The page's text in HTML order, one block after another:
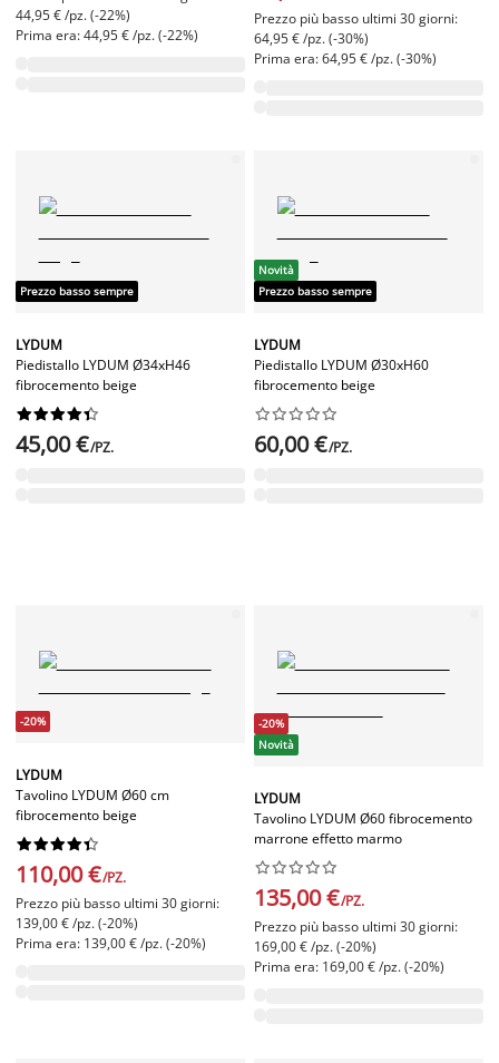
44,95 € /pz. (-22%)
Prima era: 44,95 € /pz. (-22%)
Prezzo più basso ultimi 30 giorni:
64,95 € /pz. (-30%)
Prima era: 64,95 € /pz. (-30%)
Prezzo basso sempre
LYDUM
Piedistallo LYDUM Ø34xH46
fibrocemento beige






45,00 €/PZ.
Novità
Prezzo basso sempre
LYDUM
Piedistallo LYDUM Ø30xH60
fibrocemento beige






60,00 €/PZ.
-20%
LYDUM
Tavolino LYDUM Ø60 cm
fibrocemento beige






110,00 €/PZ.
Prezzo più basso ultimi 30 giorni:
139,00 € /pz. (-20%)
Prima era: 139,00 € /pz. (-20%)
-20%
Novità
LYDUM
Tavolino LYDUM Ø60 fibrocemento
marrone effetto marmo






135,00 €/PZ.
Prezzo più basso ultimi 30 giorni:
169,00 € /pz. (-20%)
Prima era: 169,00 € /pz. (-20%)